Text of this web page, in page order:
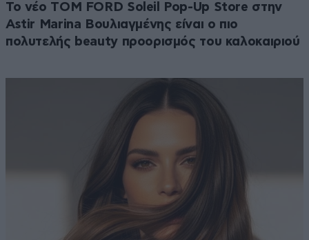
Το νέο TOM FORD Soleil Pop-Up Store στην
Astir Marina Βουλιαγμένης είναι ο πιο
πολυτελής beauty προορισμός του καλοκαιριού